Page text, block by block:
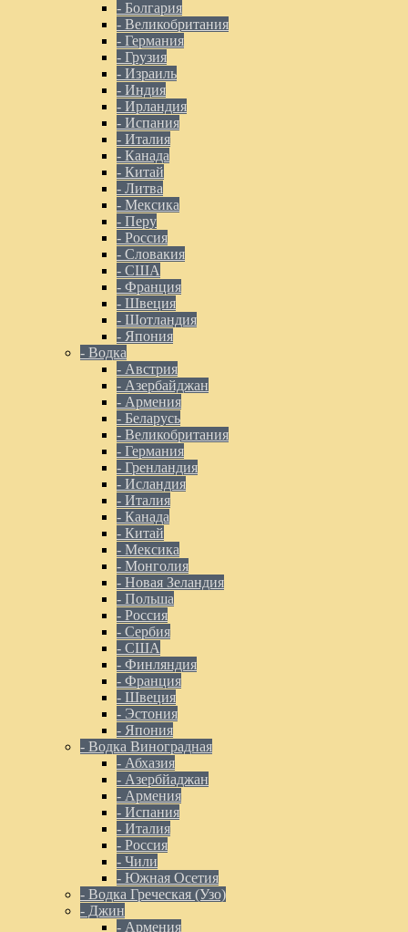
- Болгария
- Великобритания
- Германия
- Грузия
- Израиль
- Индия
- Ирландия
- Испания
- Италия
- Канада
- Китай
- Литва
- Мексика
- Перу
- Россия
- Словакия
- США
- Франция
- Швеция
- Шотландия
- Япония
- Водка
- Австрия
- Азербайджан
- Армения
- Беларусь
- Великобритания
- Германия
- Гренландия
- Исландия
- Италия
- Канада
- Китай
- Мексика
- Монголия
- Новая Зеландия
- Польша
- Россия
- Сербия
- США
- Финляндия
- Франция
- Швеция
- Эстония
- Япония
- Водка Виноградная
- Абхазия
- Азербйаджан
- Армения
- Испания
- Италия
- Россия
- Чили
- Южная Осетия
- Водка Греческая (Узо)
- Джин
- Армения